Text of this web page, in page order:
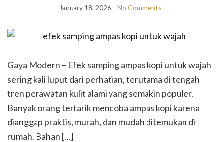
January 18, 2026 No Comments
Gaya Modern – Efek samping ampas kopi untuk wajah
sering kali luput dari perhatian, terutama di tengah
tren perawatan kulit alami yang semakin populer.
Banyak orang tertarik mencoba ampas kopi karena
dianggap praktis, murah, dan mudah ditemukan di
rumah. Bahan […]